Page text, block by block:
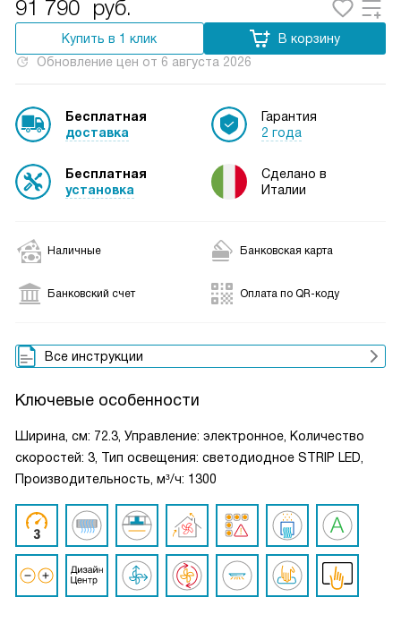
91 790 руб.
Купить в 1 клик
В корзину
Обновление цен от 6 августа 2026
Бесплатная
доставка
Бесплатная
установка
Гарантия
2 года
Сделано в
Италии
Наличные Банковская карта
Банковский счет Оплата по QR-коду
Все инструкции
Ключевые особенности
Ширина, см: 72.3, Управление: электронное, Количество
скоростей: 3, Тип освещения: светодиодное STRIP LED,
Производительность, м³/ч: 1300